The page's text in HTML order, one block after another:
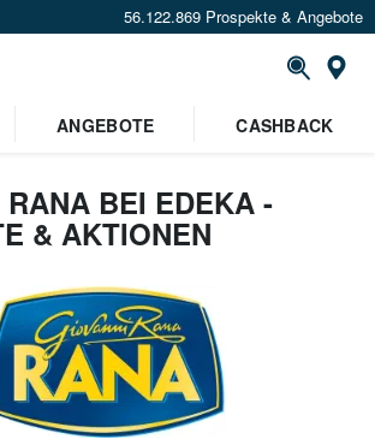
56.122.869 Prospekte & Angebote
Standort festlegen
ANGEBOTE CASHBACK
RANA BEI EDEKA -
& AKTIONEN